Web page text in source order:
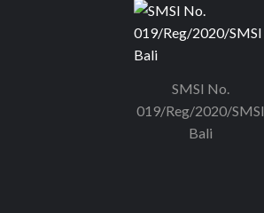
SMSI No.
019/Reg/2020/SMSI
Bali